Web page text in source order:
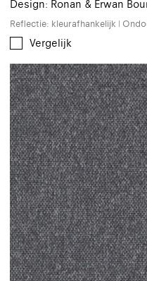
Design: Ronan & Erwan
Reflectie: kleurafhankelijk |
Vergelijk